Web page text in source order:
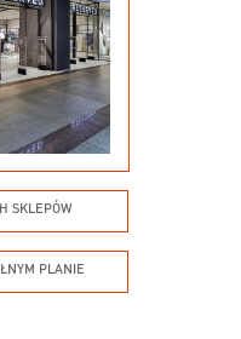
SKLEPÓW
PLANIE